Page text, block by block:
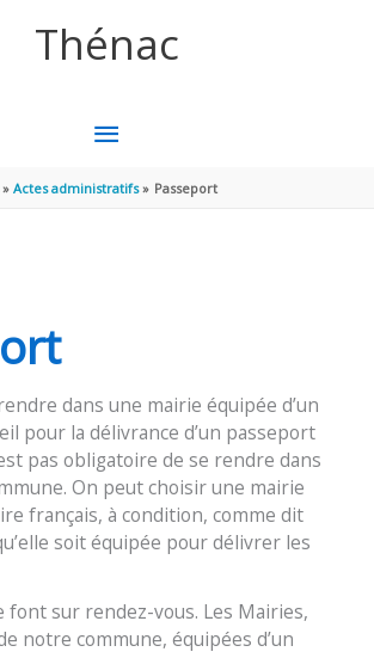
Thénac
MENU
PRINCIPAL
Actes administratifs Passeport
dans une mairie équipée d’un
pour la délivrance d’un passeport
pas obligatoire de se rendre dans
On peut choisir une mairie
français, à condition, comme dit
soit équipée pour délivrer les
font sur rendez-vous. Les Mairies,
notre commune, équipées d’un